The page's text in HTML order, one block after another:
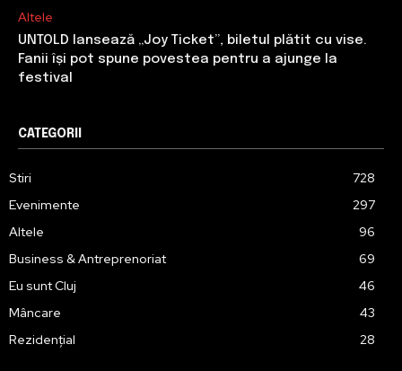
Altele
UNTOLD lansează „Joy Ticket”, biletul plătit cu vise.
Fanii își pot spune povestea pentru a ajunge la
festival
CATEGORII
Stiri
728
Evenimente
297
Altele
96
Business & Antreprenoriat
69
Eu sunt Cluj
46
Mâncare
43
Rezidențial
28